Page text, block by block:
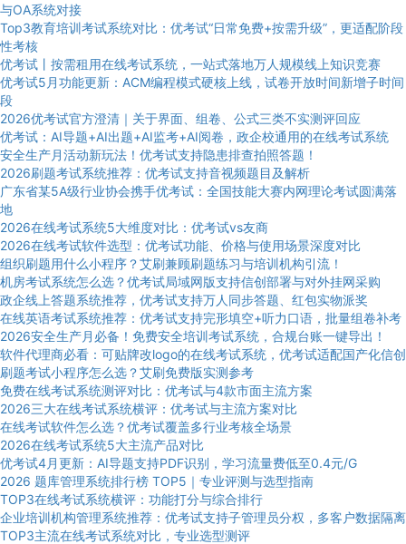
与OA系统对接
Top3教育培训考试系统对比：优考试“日常免费+按需升级”，更适配阶段
性考核
优考试丨按需租用在线考试系统，一站式落地万人规模线上知识竞赛
优考试5月功能更新：ACM编程模式硬核上线，试卷开放时间新增子时间
段
2026优考试官方澄清｜关于界面、组卷、公式三类不实测评回应
优考试：AI导题+AI出题+AI监考+AI阅卷，政企校通用的在线考试系统
安全生产月活动新玩法！优考试支持隐患排查拍照答题！
2026刷题考试系统推荐：优考试支持音视频题目及解析
广东省某5A级行业协会携手优考试：全国技能大赛内网理论考试圆满落
地
2026在线考试系统5大维度对比：优考试vs友商
2026在线考试软件选型：优考试功能、价格与使用场景深度对比
组织刷题用什么小程序？艾刷兼顾刷题练习与培训机构引流！
机房考试系统怎么选？优考试局域网版支持信创部署与对外挂网采购
政企线上答题系统推荐，优考试支持万人同步答题、红包实物派奖
在线英语考试系统推荐：优考试支持完形填空+听力口语，批量组卷补考
2026安全生产月必备！免费安全培训考试系统，合规台账一键导出！
软件代理商必看：可贴牌改logo的在线考试系统，优考试适配国产化信创
刷题考试小程序怎么选？艾刷免费版实测参考
免费在线考试系统测评对比：优考试与4款市面主流方案
2026三大在线考试系统横评：优考试与主流方案对比
在线考试软件怎么选？优考试覆盖多行业考核全场景
2026在线考试系统5大主流产品对比
优考试4月更新：AI导题支持PDF识别，学习流量费低至0.4元/G
2026 题库管理系统排行榜 TOP5｜专业评测与选型指南
TOP3在线考试系统横评：功能打分与综合排行
企业培训机构管理系统推荐：优考试支持子管理员分权，多客户数据隔离
TOP3主流在线考试系统对比，专业选型测评